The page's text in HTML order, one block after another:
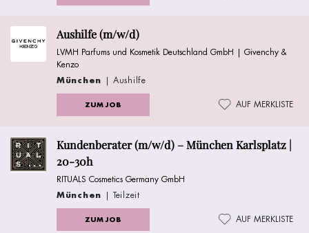
Aushilfe (m/w/d)
LVMH Parfums und Kosmetik Deutschland GmbH | Givenchy &
Kenzo
München | Aushilfe
ZUM JOB AUF MERKLISTE
Kundenberater (m/w/d) – München Karlsplatz |
20-30h
RITUALS Cosmetics Germany GmbH
München | Teilzeit
ZUM JOB AUF MERKLISTE